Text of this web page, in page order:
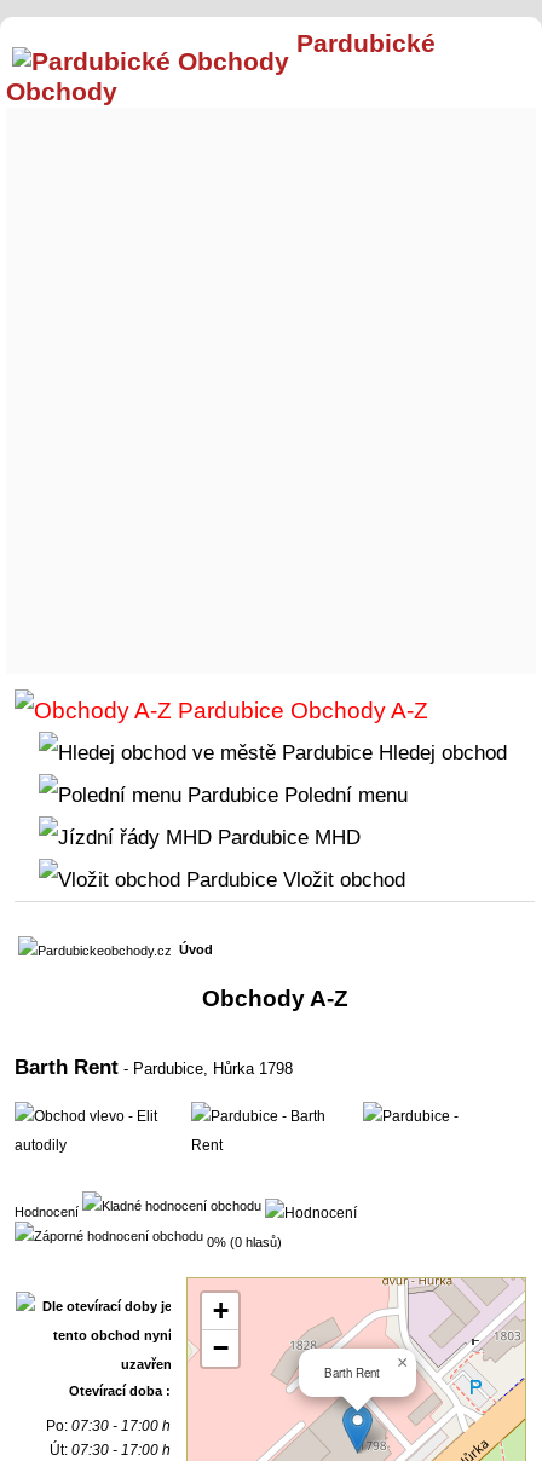
Pardubické
Obchody
Obchody A-Z
Hledej obchod
Polední menu
MHD
Vložit obchod
Úvod
Obchody A-Z
Barth Rent - Pardubice, Hůrka 1798
Hodnocení
0% (0 hlasů)
Otevírací doba :
Po:07:30 - 17:00 h
Út:07:30 - 17:00 h
Barth Rent ×
+
−